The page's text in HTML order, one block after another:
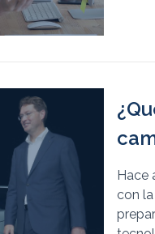
Hace
con